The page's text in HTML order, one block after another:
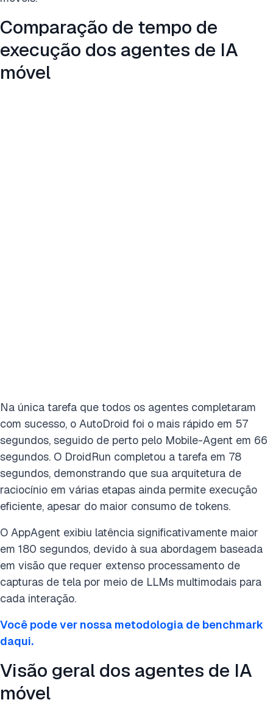
Comparação de tempo de
execução dos agentes de IA
móvel
Na única tarefa que todos os agentes completaram
com sucesso, o AutoDroid foi o mais rápido em 57
segundos, seguido de perto pelo Mobile-Agent em 66
segundos. O DroidRun completou a tarefa em 78
segundos, demonstrando que sua arquitetura de
raciocínio em várias etapas ainda permite execução
eficiente, apesar do maior consumo de tokens.
O AppAgent exibiu latência significativamente maior
em 180 segundos, devido à sua abordagem baseada
em visão que requer extenso processamento de
capturas de tela por meio de LLMs multimodais para
cada interação.
Você pode ver nossa metodologia de benchmark
daqui.
Visão geral dos agentes de IA
móvel